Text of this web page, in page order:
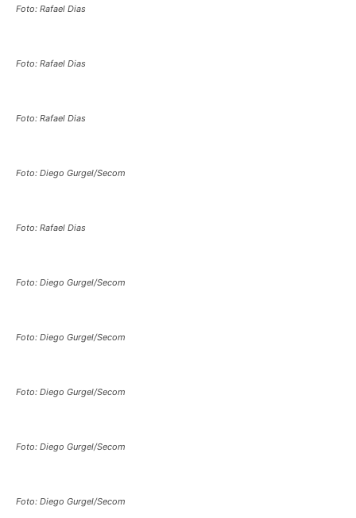
Foto: Rafael Dias
Foto: Rafael Dias
Foto: Rafael Dias
Foto: Diego Gurgel/Secom
Foto: Rafael Dias
Foto: Diego Gurgel/Secom
Foto: Diego Gurgel/Secom
Foto: Diego Gurgel/Secom
Foto: Diego Gurgel/Secom
Foto: Diego Gurgel/Secom